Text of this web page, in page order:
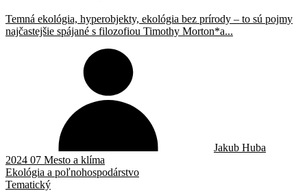
Temná ekológia, hyperobjekty, ekológia bez prírody – to sú pojmy
najčastejšie spájané s filozofiou Timothy Morton*a...
Jakub Huba
2024 07 Mesto a klíma
Ekológia a poľnohospodárstvo
Tematický